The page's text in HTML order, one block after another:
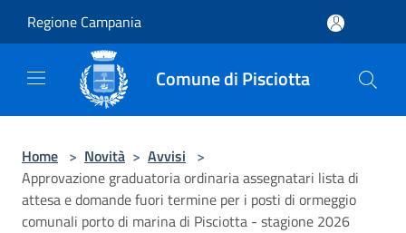
Regione Campania
Comune di Pisciotta
Home > Novità > Avvisi >
Approvazione graduatoria ordinaria assegnatari lista di
attesa e domande fuori termine per i posti di ormeggio
comunali porto di marina di Pisciotta - stagione 2026